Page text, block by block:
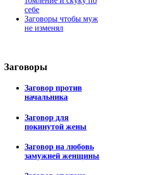
себе
Заговоры чтобы муж
не изменял
Заговоры
Заговор против
начальника
Заговор для
покинутой жены
Заговор на любовь
замужней женщины